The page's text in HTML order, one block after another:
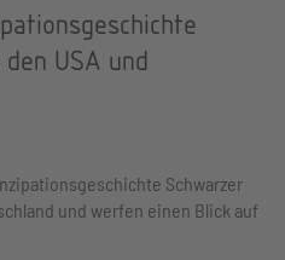
USA und
Schwarzer
und werfen einen Blick auf